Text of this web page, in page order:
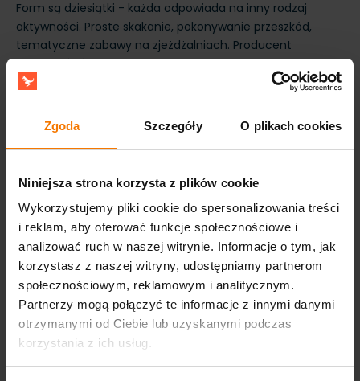
Zgoda Szczegóły O plikach cookies
Niniejsza strona korzysta z plików cookie
Wykorzystujemy pliki cookie do spersonalizowania treści
i reklam, aby oferować funkcje społecznościowe i
analizować ruch w naszej witrynie. Informacje o tym, jak
korzystasz z naszej witryny, udostępniamy partnerom
społecznościowym, reklamowym i analitycznym.
Partnerzy mogą połączyć te informacje z innymi danymi
otrzymanymi od Ciebie lub uzyskanymi podczas
korzystania z ich usług.
Form są dziesiątki - każda odpowiada na inny rodzaj
aktywności. Proste skakanie, pokonywanie przeszkód,
tematyczne zabawy na zjeżdżalniach. Producent
dmuchańców taki jak Gangaru projektuje autorskie i
legalne wzory, które nie powielają cudzych patentów -
ważne dla firm, które chcą budować rozpoznawalną
markę atrakcji, a nie sprzedawać kolejną kopię tego
samego zamku.
Typ
dmuchańca
Forma
konstrukcji
użytkowania
Zamek
dmuchany
Zamknięta
przestrzeń
do
skakania
Zabawa
ruchowa
dla dzieci
Plac
zabaw,
festyn,
impreza
urodzinowa
Zjeżdżalnia
dmuchana
Wieża ze
ślizgiem
fizyczna,
rozrywki,